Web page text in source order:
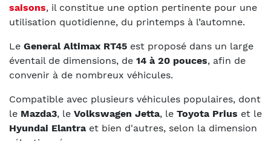
saisons, il constitue une option pertinente pour une
utilisation quotidienne, du printemps à l’automne.
Le General Altimax RT45 est proposé dans un large
éventail de dimensions, de 14 à 20 pouces, afin de
convenir à de nombreux véhicules.
Compatible avec plusieurs véhicules populaires, dont
le Mazda3, le Volkswagen Jetta, le Toyota Prius et le
Hyundai Elantraet bien d'autres, selon la dimension